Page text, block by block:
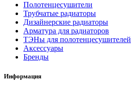
Полотенцесушители
Трубчатые радиаторы
Дизайнерские радиаторы
Арматура для радиаторов
ТЭНы для полотенцесушителей
Аксессуары
Бренды
Информация